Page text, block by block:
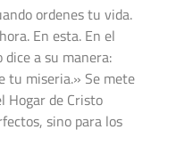
ordenes tu vida.
En esta. En el
dice a su manera:
tu miseria.» Se mete
Hogar de Cristo
sino para los